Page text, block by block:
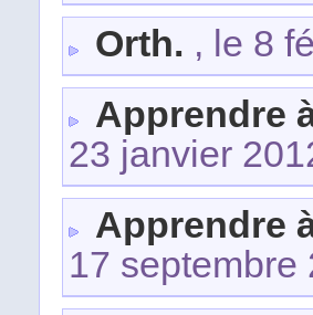
Orth. , le 8
Apprendre
23 janvier
Apprendre
17 septembre